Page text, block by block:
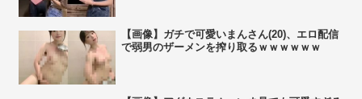
【画像】ガチで可愛いまんさん(20)、エロ配信
で弱男のザーメンを搾り取るｗｗｗｗｗｗ